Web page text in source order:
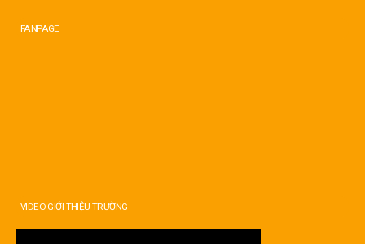
FANPAGE
VIDEO GIỚI THIỆU TRƯỜNG